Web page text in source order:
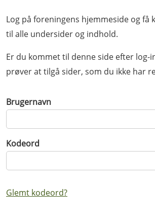
Log på foreningens hjemmeside og få
til alle undersider og indhold.
Er du kommet til denne side efter log-
prøver at tilgå sider, som du ikke har
Brugernavn
Kodeord
Glemt kodeord?